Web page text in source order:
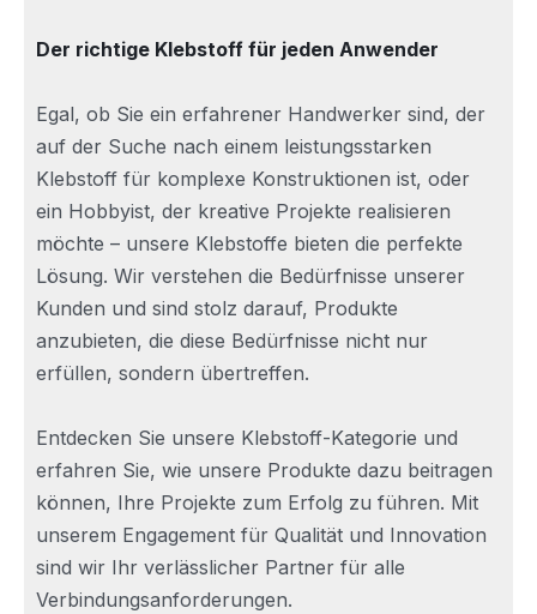
Der richtige Klebstoff für jeden Anwender
Egal, ob Sie ein erfahrener Handwerker sind, der
auf der Suche nach einem leistungsstarken
Klebstoff für komplexe Konstruktionen ist, oder
ein Hobbyist, der kreative Projekte realisieren
möchte – unsere Klebstoffe bieten die perfekte
Lösung. Wir verstehen die Bedürfnisse unserer
Kunden und sind stolz darauf, Produkte
anzubieten, die diese Bedürfnisse nicht nur
erfüllen, sondern übertreffen.
Entdecken Sie unsere Klebstoff-Kategorie und
erfahren Sie, wie unsere Produkte dazu beitragen
können, Ihre Projekte zum Erfolg zu führen. Mit
unserem Engagement für Qualität und Innovation
sind wir Ihr verlässlicher Partner für alle
Verbindungsanforderungen.